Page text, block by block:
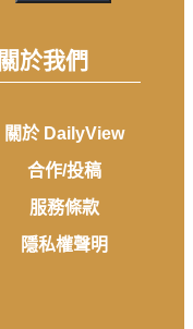
關於我們
關於 DailyView
合作/投稿
服務條款
隱私權聲明